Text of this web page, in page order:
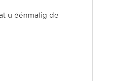
u éénmalig de